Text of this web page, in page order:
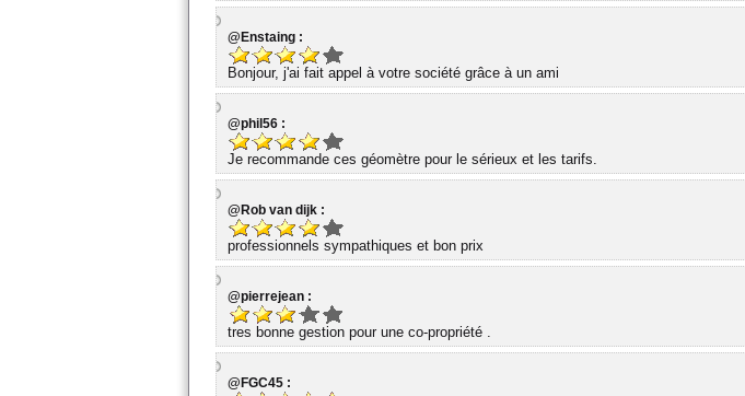
@Enstaing :
Bonjour, j'ai fait appel à votre société grâce à un ami
@phil56 :
Je recommande ces géomètre pour le sérieux et les tarifs.
@Rob van dijk :
professionnels sympathiques et bon prix
@pierrejean :
tres bonne gestion pour une co-propriété .
@FGC45 :